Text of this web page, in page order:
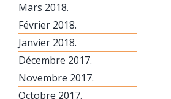
Mars 2018.
Février 2018.
Janvier 2018.
Décembre 2017.
Novembre 2017.
Octobre 2017.